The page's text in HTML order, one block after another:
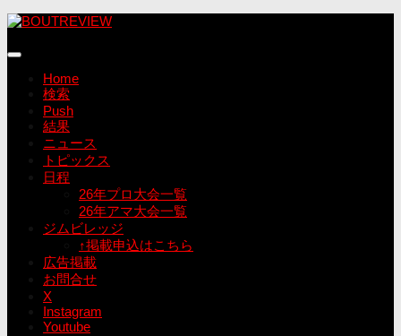
コ
テ
Home
検索
Push
結果
ニュース
トピックス
日程
26年プロ大会一覧
26年アマ大会一覧
ジムビレッジ
↑掲載申込はこちら
広告掲載
お問合せ
X
Instagram
Youtube